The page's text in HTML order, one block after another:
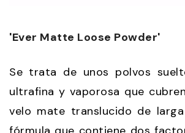
'Ever Matte Loose Powder'
Se trata de unos polvos
ultrafina y vaporosa que
velo mate translucido de